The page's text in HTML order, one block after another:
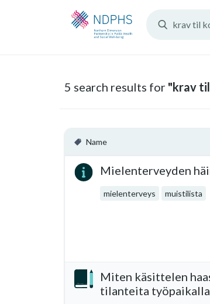
Search
5 search results for "krav
Name
Mielenterveyden
mielenterveys muistilista
Miten käsittelen
tilanteita